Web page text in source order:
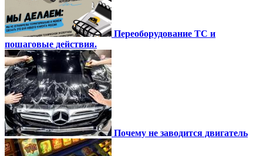
Переоборудование ТС и
пошаговые действия.
Почему не заводится двигатель